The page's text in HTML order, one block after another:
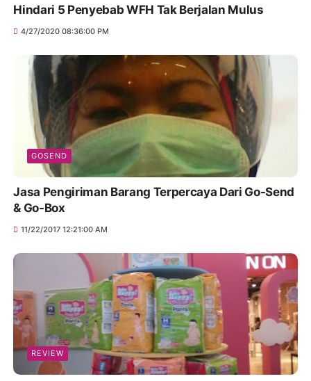
Hindari 5 Penyebab WFH Tak Berjalan Mulus
4/27/2020 08:36:00 PM
GOSEND
Jasa Pengiriman Barang Terpercaya Dari Go-Send
& Go-Box
11/22/2017 12:21:00 AM
REVIEW